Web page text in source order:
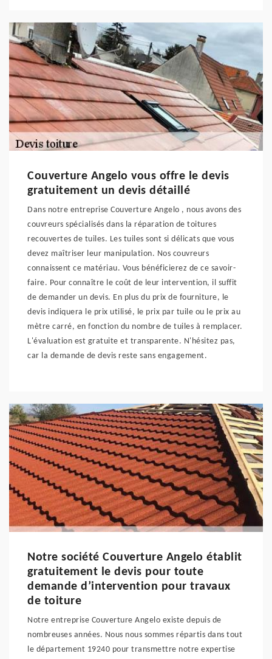
Couverture Angelo vous offre le devis
gratuitement un devis détaillé
Dans notre entreprise Couverture Angelo , nous avons des
couvreurs spécialisés dans la réparation de toitures
recouvertes de tuiles. Les tuiles sont si délicats que vous
devez maîtriser leur manipulation. Nos couvreurs
connaissent ce matériau. Vous bénéficierez de ce savoir-
faire. Pour connaître le coût de leur intervention, il suffit
de demander un devis. En plus du prix de fourniture, le
devis indiquera le prix utilisé, le prix par tuile ou le prix au
mètre carré, en fonction du nombre de tuiles à remplacer.
L'évaluation est gratuite et transparente. N'hésitez pas,
car la demande de devis reste sans engagement.
Notre société Couverture Angelo établit
gratuitement le devis pour toute
demande d’intervention pour travaux
de toiture
Notre entreprise Couverture Angelo existe depuis de
nombreuses années. Nous nous sommes répartis dans tout
le département 19240 pour transmettre notre expertise